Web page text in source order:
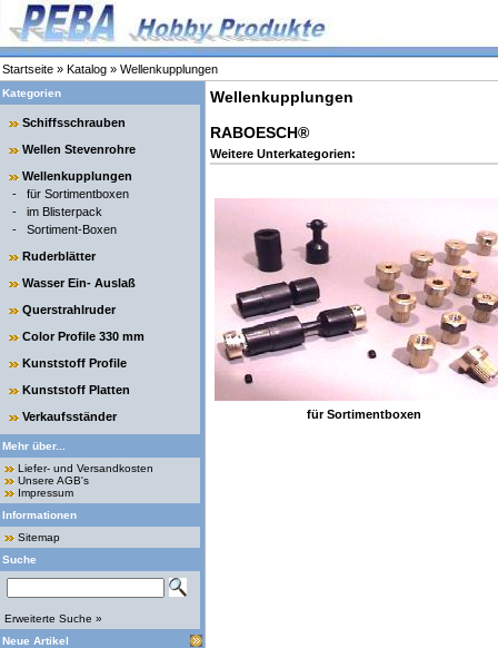
Startseite » Katalog » Wellenkupplungen
Kategorien
Schiffsschrauben
Wellen Stevenrohre
Wellenkupplungen
- für Sortimentboxen
- im Blisterpack
- Sortiment-Boxen
Ruderblätter
Wasser Ein- Auslaß
Querstrahlruder
Color Profile 330 mm
Kunststoff Profile
Kunststoff Platten
Verkaufsständer
Mehr über...
Liefer- und Versandkosten
Unsere AGB's
Impressum
Informationen
Sitemap
Suche
Erweiterte Suche »
Neue Artikel
Wellenkupplungen
RABOESCH®
Weitere Unterkategorien:
für Sortimentboxen